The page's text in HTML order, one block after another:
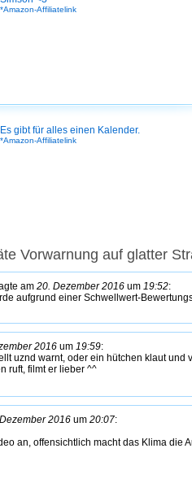
*Amazon-Affiliatelink
Es gibt für alles einen Kalender.
*Amazon-Affiliatelink
Vorwarnung auf glatter
am 20. Dezember 2016 um 19:52:
aufgrund einer Schwellwert-
2016 um 19:59:
uznd warnt, oder ein hütchen klaut und
ruft, filmt er lieber ^^
2016 um 20:07:
an, offensichtlich macht das Klima die